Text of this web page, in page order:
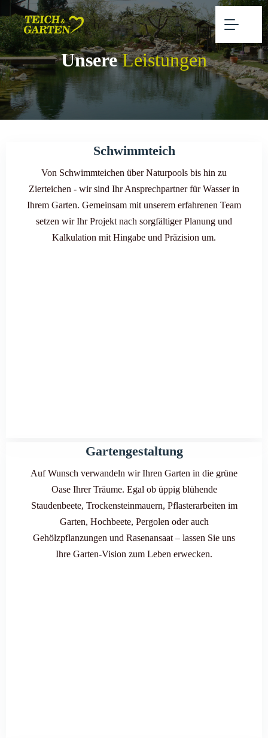
UnsereLeistungen
Schwimmteich
Von Schwimmteichen über Naturpools bis hin zu
Zierteichen - wir sind Ihr Ansprechpartner für Wasser in
Ihrem Garten. Gemeinsam mit unserem erfahrenen Team
setzen wir Ihr Projekt nach sorgfältiger Planung und
Kalkulation mit Hingabe und Präzision um.
Gartengestaltung
Auf Wunsch verwandeln wir Ihren Garten in die grüne
Oase Ihrer Träume. Egal ob üppig blühende
Staudenbeete, Trockensteinmauern, Pflasterarbeiten im
Garten, Hochbeete, Pergolen oder auch
Gehölzpflanzungen und Rasenansaat – lassen Sie uns
Ihre Garten-Vision zum Leben erwecken.